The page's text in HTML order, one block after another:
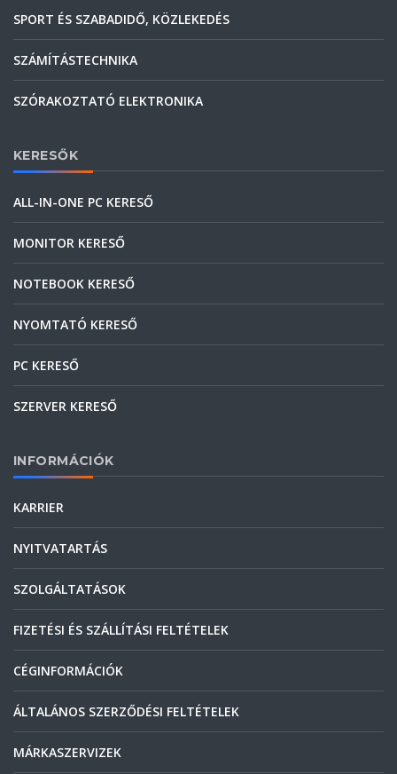
SPORT ÉS SZABADIDŐ, KÖZLEKEDÉS
SZÁMÍTÁSTECHNIKA
SZÓRAKOZTATÓ ELEKTRONIKA
KERESŐK
ALL-IN-ONE PC KERESŐ
MONITOR KERESŐ
NOTEBOOK KERESŐ
NYOMTATÓ KERESŐ
PC KERESŐ
SZERVER KERESŐ
INFORMÁCIÓK
KARRIER
NYITVATARTÁS
SZOLGÁLTATÁSOK
FIZETÉSI ÉS SZÁLLÍTÁSI FELTÉTELEK
CÉGINFORMÁCIÓK
ÁLTALÁNOS SZERZŐDÉSI FELTÉTELEK
MÁRKASZERVIZEK